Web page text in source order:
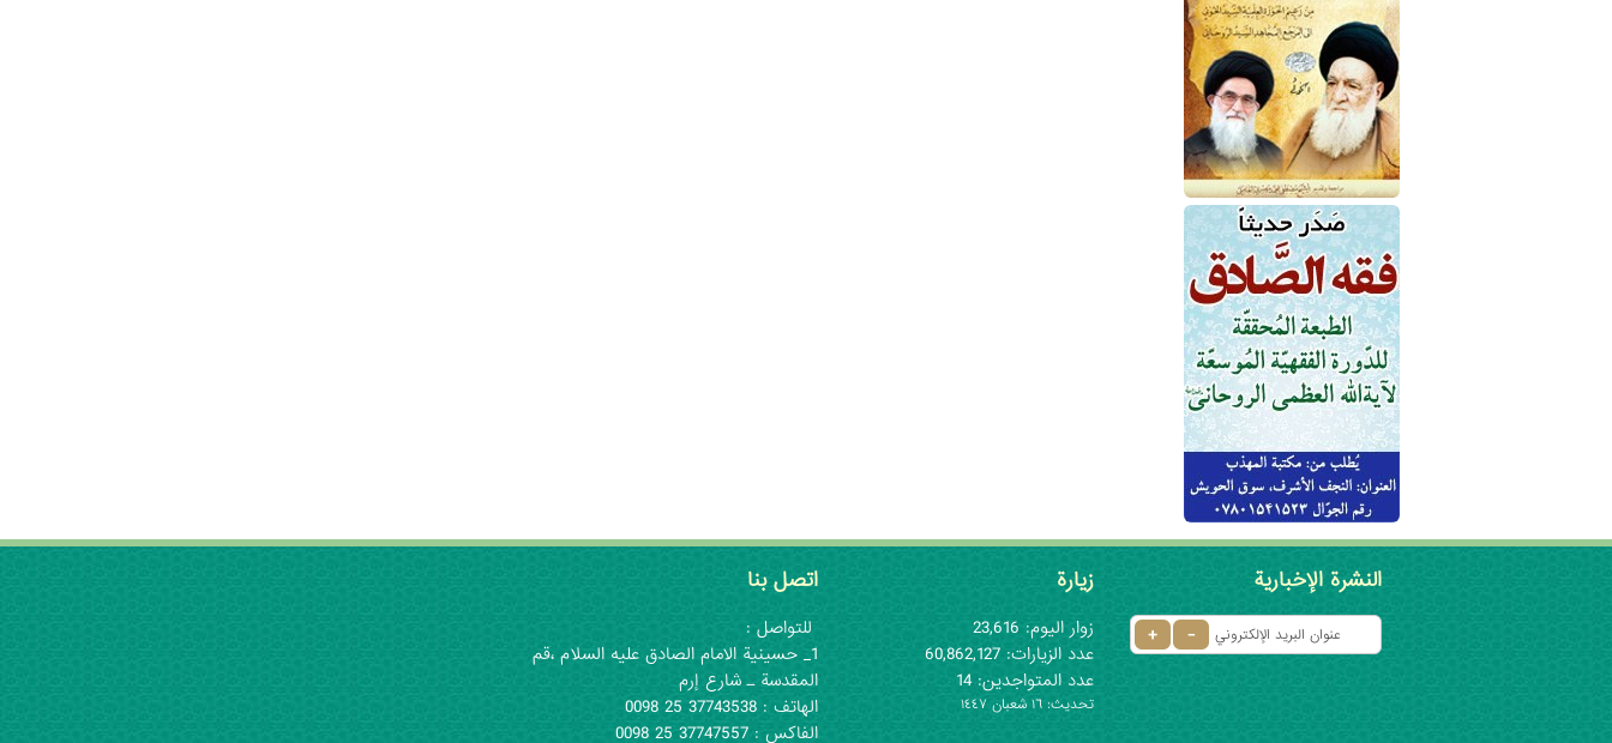
النشرة الإخبارية زيارة
زوار اليوم: 23,616
عدد الزيارات: 60,862,127
عدد المتواجدين: 14
تحديث: ١٦ شعبان ١٤٤٧
اتصل بنا
للتواصل :
1_ حسينية الامام الصادق عليه السلام ،قم
المقدسة ـ شارع إرم
الهاتف : 37743538 25 0098
الفاكس : 37747557 25 0098